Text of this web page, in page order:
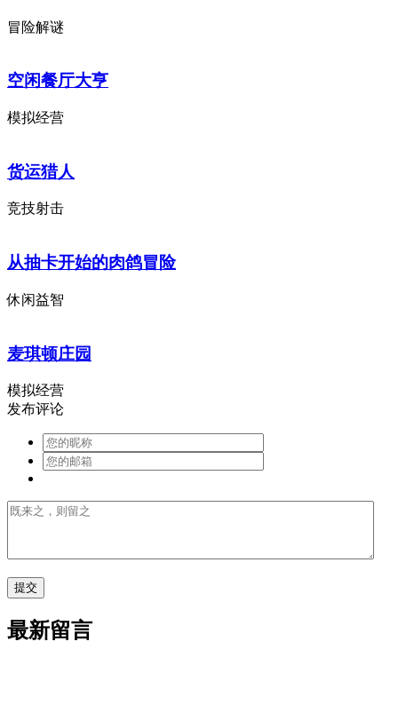
冒险解谜
空闲餐厅大亨
模拟经营
货运猎人
竞技射击
从抽卡开始的肉鸽冒险
休闲益智
麦琪顿庄园
模拟经营
发布评论
最新留言